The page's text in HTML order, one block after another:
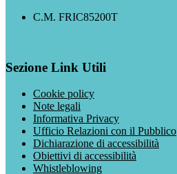
C.M. FRIC85200T
Sezione Link Utili
Cookie policy
Note legali
Informativa Privacy
Ufficio Relazioni con il Pubblico
Dichiarazione di accessibilità
Obiettivi di accessibilità
Whistleblowing